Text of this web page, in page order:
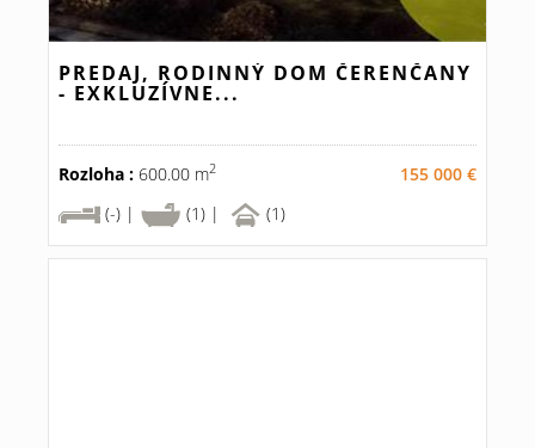
PREDAJ, RODINNÝ DOM ČERENČANY
- EXKLUZÍVNE...
Rozloha : 600.00 m2
155 000 €
(-) |
(1) | (1)